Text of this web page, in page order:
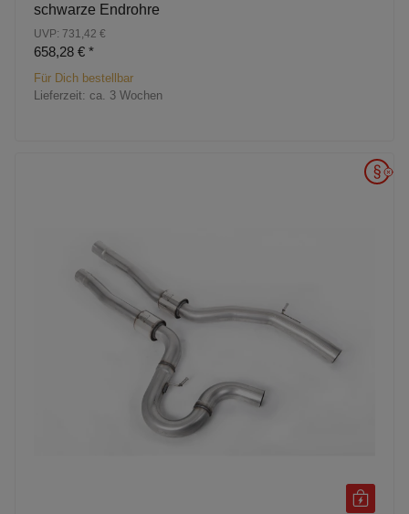
schwarze Endrohre
UVP: 731,42 €
658,28 € *
Für Dich bestellbar
Lieferzeit: ca. 3 Wochen